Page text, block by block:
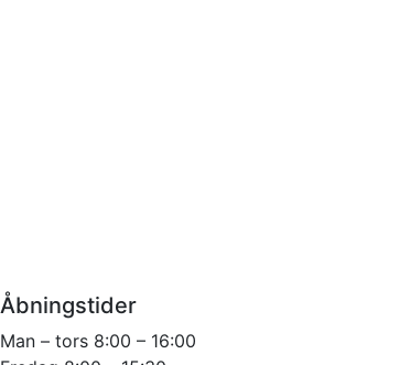
Åbningstider
Man – tors 8:00 – 16:00